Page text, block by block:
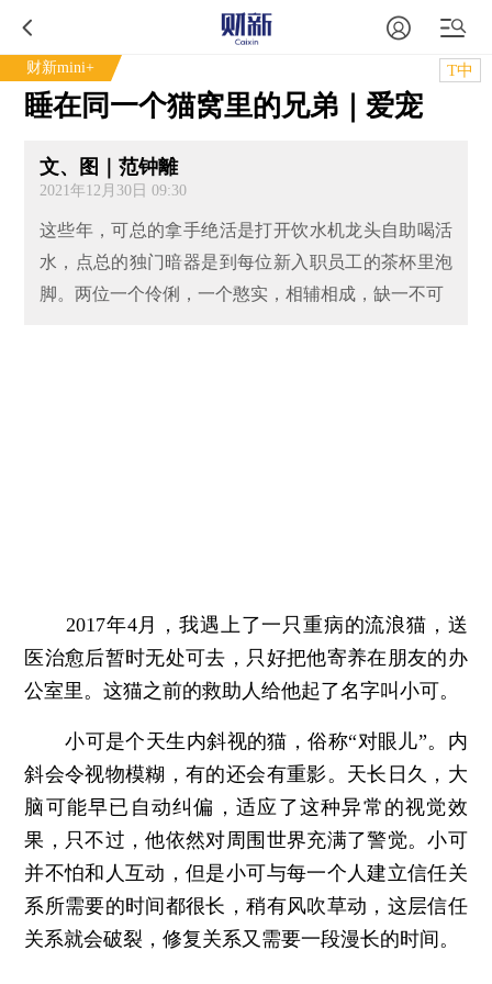
财新mini+ T中
睡在同一个猫窝里的兄弟｜爱宠
文、图｜范钟離
2021年12月30日 09:30
这些年，可总的拿手绝活是打开饮水机龙头自助喝活
水，点总的独门暗器是到每位新入职员工的茶杯里泡
脚。两位一个伶俐，一个憨实，相辅相成，缺一不可
2017年4月，我遇上了一只重病的流浪猫，送
医治愈后暂时无处可去，只好把他寄养在朋友的办
公室里。这猫之前的救助人给他起了名字叫小可。
小可是个天生内斜视的猫，俗称“对眼儿”。内
斜会令视物模糊，有的还会有重影。天长日久，大
脑可能早已自动纠偏，适应了这种异常的视觉效
果，只不过，他依然对周围世界充满了警觉。小可
并不怕和人互动，但是小可与每一个人建立信任关
系所需要的时间都很长，稍有风吹草动，这层信任
关系就会破裂，修复关系又需要一段漫长的时间。